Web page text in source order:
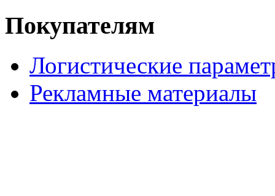
Покупателям
Логистические
Рекламные материалы